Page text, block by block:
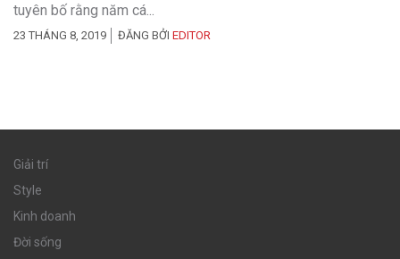
tuyên bố rằng năm cá...
23 THÁNG 8, 2019 ĐĂNG BỞI EDITOR
Giải trí
Style
Kinh doanh
Đời sống